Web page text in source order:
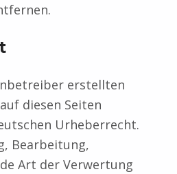
erstellten
diesen Seiten
Urheberrecht.
Bearbeitung,
Art der Verwertung